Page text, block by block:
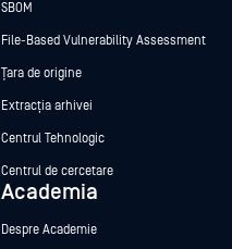
SBOM
File-Based Vulnerability Assessment
Țara de origine
Extracția arhivei
Centrul Tehnologic
Centrul de cercetare
Academia
Despre Academie